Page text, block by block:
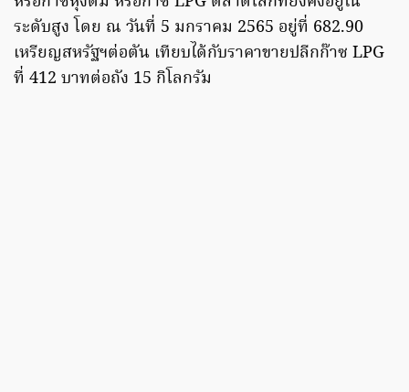
ระดับสูง โดย ณ วันที่ 5 มกราคม 2565 อยู่ที่ 682.90
เหรียญสหรัฐฯต่อตัน เทียบได้กับราคาขายปลีกก๊าซ LPG
ที่ 412 บาทต่อถัง 15 กิโลกรัม